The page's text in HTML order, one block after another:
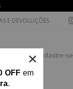
E DEVOLUÇÕES
Cadastre-se
OFF em
.